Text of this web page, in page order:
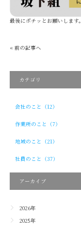
最後にポチッとお願いします。
« 前の記事へ
カテゴリ
会社のこと（12）
作業所のこと（7）
地域のこと（21）
社員のこと（37）
アーカイブ
2026年
2025年